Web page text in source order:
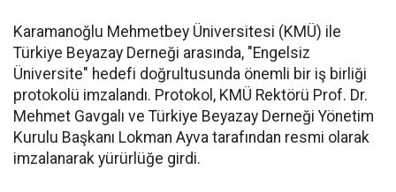
Karamanoğlu Mehmetbey Üniversitesi (KMÜ) ile
Türkiye Beyazay Derneği arasında, "Engelsiz
Üniversite" hedefi doğrultusunda önemli bir iş birliği
protokolü imzalandı. Protokol, KMÜ Rektörü Prof. Dr.
Mehmet Gavgalı ve Türkiye Beyazay Derneği Yönetim
Kurulu Başkanı Lokman Ayva tarafından resmi olarak
imzalanarak yürürlüğe girdi.